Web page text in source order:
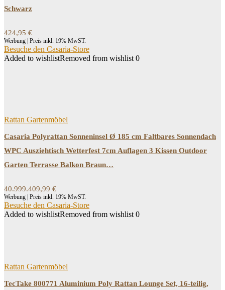
Schwarz
424,95 €
Werbung | Preis inkl. 19% MwST.
Besuche den Casaria-Store
Added to wishlistRemoved from wishlist 0
Rattan Gartenmöbel
Casaria Polyrattan Sonneninsel Ø 185 cm Faltbares Sonnendach
WPC Ausziehtisch Wetterfest 7cm Auflagen 3 Kissen Outdoor
Garten Terrasse Balkon Braun…
40.999.409,99 €
Werbung | Preis inkl. 19% MwST.
Besuche den Casaria-Store
Added to wishlistRemoved from wishlist 0
Rattan Gartenmöbel
TecTake 800771 Aluminium Poly Rattan Lounge Set, 16-teilig,